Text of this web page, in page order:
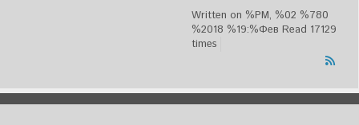
Written on %PM, %02 %780
%2018 %19:%Фев Read 17129
times